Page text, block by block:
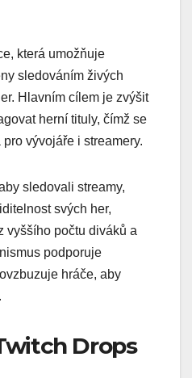
která umožňuje
sledováním živých
Hlavním cílem je zvýšit
herní tituly, čímž se
vývojáře i streamery.
sledovali streamy,
svých her,
vyššího počtu diváků a
podporuje
hráče, aby
Drops